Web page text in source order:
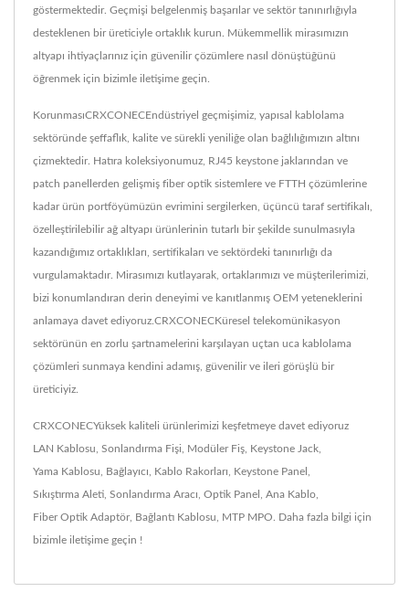
göstermektedir. Geçmişi belgelenmiş başarılar ve sektör tanınırlığıyla
desteklenen bir üreticiyle ortaklık kurun. Mükemmellik mirasımızın
altyapı ihtiyaçlarınız için güvenilir çözümlere nasıl dönüştüğünü
öğrenmek için bizimle iletişime geçin.
KorunmasıCRXCONECEndüstriyel geçmişimiz, yapısal kablolama
sektöründe şeffaflık, kalite ve sürekli yeniliğe olan bağlılığımızın altını
çizmektedir. Hatıra koleksiyonumuz, RJ45 keystone jaklarından ve
patch panellerden gelişmiş fiber optik sistemlere ve FTTH çözümlerine
kadar ürün portföyümüzün evrimini sergilerken, üçüncü taraf sertifikalı,
özelleştirilebilir ağ altyapı ürünlerinin tutarlı bir şekilde sunulmasıyla
kazandığımız ortaklıkları, sertifikaları ve sektördeki tanınırlığı da
vurgulamaktadır. Mirasımızı kutlayarak, ortaklarımızı ve müşterilerimizi,
bizi konumlandıran derin deneyimi ve kanıtlanmış OEM yeteneklerini
anlamaya davet ediyoruz.CRXCONECKüresel telekomünikasyon
sektörünün en zorlu şartnamelerini karşılayan uçtan uca kablolama
çözümleri sunmaya kendini adamış, güvenilir ve ileri görüşlü bir
üreticiyiz.
CRXCONECYüksek kaliteli ürünlerimizi keşfetmeye davet ediyoruz
LAN Kablosu Sonlandırma Fişi Modüler Fiş Keystone Jack
Yama Kablosu Bağlayıcı Kablo Rakorları Keystone Panel
Sıkıştırma Aleti Sonlandırma Aracı Optik Panel Ana Kablo
Fiber Optik Adaptör, Bağlantı Kablosu MTP MPO . Daha fazla bilgi için
bizimle iletişime geçin !